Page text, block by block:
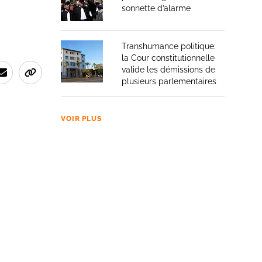
sonnette d’alarme
Transhumance politique:
la Cour constitutionnelle
valide les démissions de
plusieurs parlementaires
VOIR PLUS